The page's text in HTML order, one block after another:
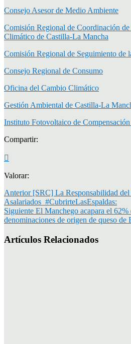
Consejo Asesor de Medio Ambiente
Comisión Regional de Coordinación
Climático de Castilla-La Mancha
Comisión Regional de Seguimiento de
Consejo Regional de Consumo
Oficina del Cambio Climático
Gestión Ambiental de Castilla-La
Instituto Fotovoltaico de
Compartir:
Valorar:
Anterior [SRC] La Responsabilidad
Asalariados_#CubrirteLasEspaldas:
Siguiente El Manchego acapara el
denominaciones de origen de queso de
Artículos Relacionados